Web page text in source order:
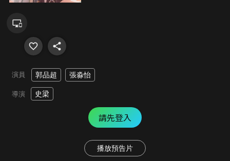
演員 郭品超 張淼怡
導演 史梁
請先登入
播放預告片